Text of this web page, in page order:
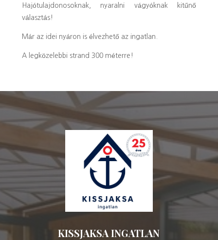
Hajótulajdonosoknak, nyaralni vágyóknak kitűnő
választás!
Már az idei nyáron is élvezhető az ingatlan.
A legközelebbi strand 300 méterre!
KISSJAKSA INGATLAN